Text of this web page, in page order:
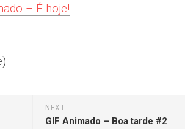
– É hoje!
NEXT
GIF Animado – Boa tarde #2